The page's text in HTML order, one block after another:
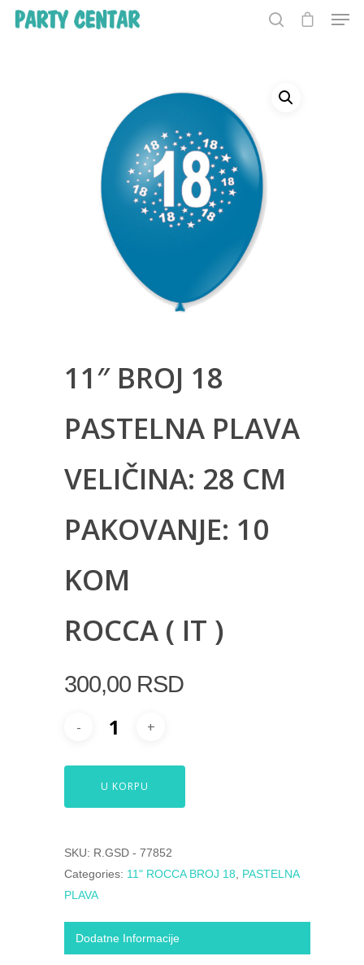
Hit enter to search or ESC to close
11″ BROJ 18
PASTELNA PLAVA
VELIČINA: 28 CM
PAKOVANJE: 10
KOM
ROCCA ( IT )
300,00 RSD
U KORPU
SKU: R.GSD - 77852
Categories: 11" ROCCA BROJ 18
PASTELNA
PLAVA
Dodatne Informacije